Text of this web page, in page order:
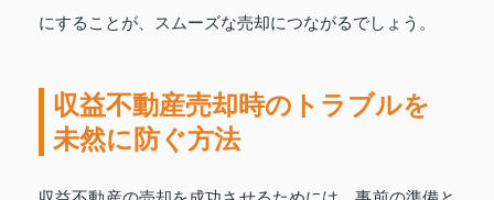
にすることが、スムーズな売却につながるでしょう。
収益不動産売却時のトラブルを
未然に防ぐ方法